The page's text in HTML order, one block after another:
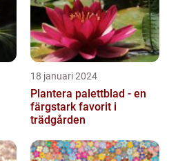
18 januari 2024
Plantera palettblad - en
färgstark favorit i
trädgården